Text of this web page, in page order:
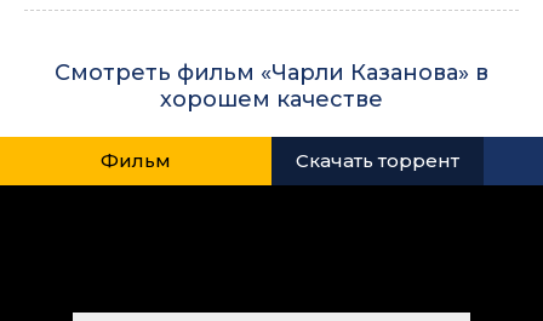
Смотреть фильм «Чарли Казанова» в
хорошем качестве
Фильм Скачать торрент